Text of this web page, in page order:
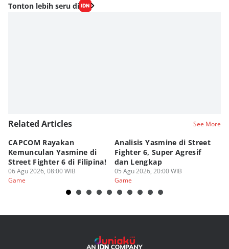
Tonton lebih seru di
Related Articles See More
CAPCOM Rayakan
Kemunculan Yasmine di
Street Fighter 6 di Filipina!
06 Agu 2026, 08:00 WIB
Game
Analisis Yasmine di Street
Fighter 6, Super Agresif
dan Lengkap
05 Agu 2026, 20:00 WIB
Game